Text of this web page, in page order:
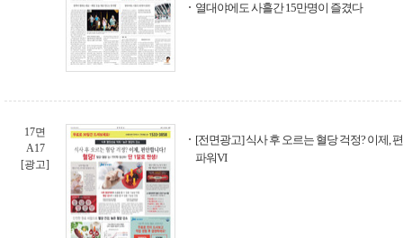
열대야에도 사흘간 15만명이 즐겼다
17면
A17
[광고]
[전면광고] 식사 후 오르는 혈당 걱정? 이제,
파워VI